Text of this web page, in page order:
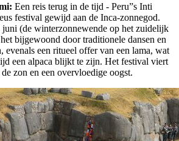
Een reis terug in de tijd - Peru”s Inti
festival gewijd aan de Inca-zonnegod.
juni (de winterzonnewende op het zuidelijk
bijgewoond door traditionele dansen en
evenals een ritueel offer van een lama, wat
een alpaca blijkt te zijn. Het festival viert
zon en een overvloedige oogst.